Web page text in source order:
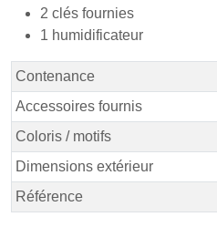
2 clés fournies
1 humidificateur
Contenance
Accessoires fournis
Coloris / motifs
Dimensions extérieur
Référence